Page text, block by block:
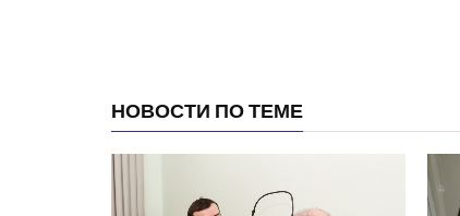
НОВОСТИ ПО ТЕМЕ